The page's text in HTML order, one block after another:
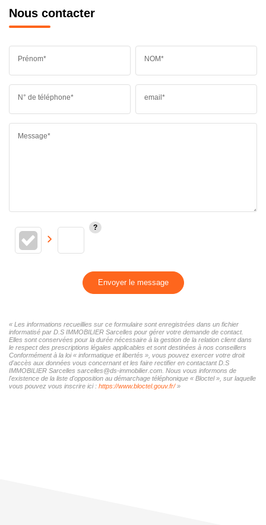
Nous contacter
Prénom* NOM*
N° de téléphone* email*
Message*
Envoyer le message
« Les informations recueillies sur ce formulaire sont enregistrées dans un fichier
informatisé par D.S IMMOBILIER Sarcelles pour gérer votre demande de contact.
Elles sont conservées pour la durée nécessaire à la gestion de la relation client dans
le respect des prescriptions légales applicables et sont destinées à nos conseillers
Conformément à la loi « informatique et libertés », vous pouvez exercer votre droit
d'accès aux données vous concernant et les faire rectifier en contactant D.S
IMMOBILIER Sarcelles sarcelles@ds-immobilier.com. Nous vous informons de
l'existence de la liste d'opposition au démarchage téléphonique « Bloctel », sur laquelle
vous pouvez vous inscrire ici : https://www.bloctel.gouv.fr/»